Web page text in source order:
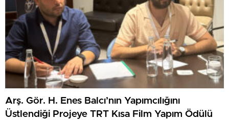
Arş. Gör. H. Enes Balcı’nın Yapımcılığını
Üstlendiği Projeye TRT Kısa Film Yapım Ödülü